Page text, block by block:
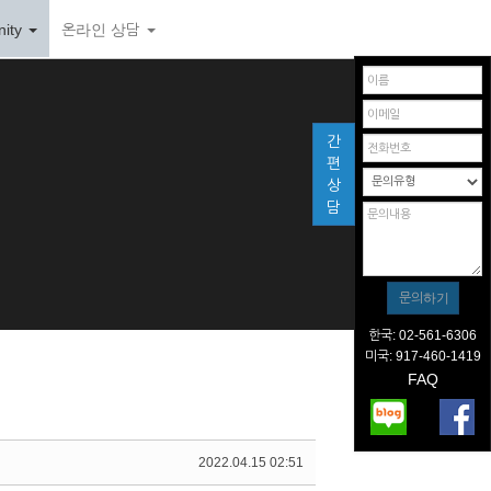
온라인 상담
2022.04.15 02:51
간
편
상
담
한국: 02-561-6306
미국: 917-460-1419
FAQ